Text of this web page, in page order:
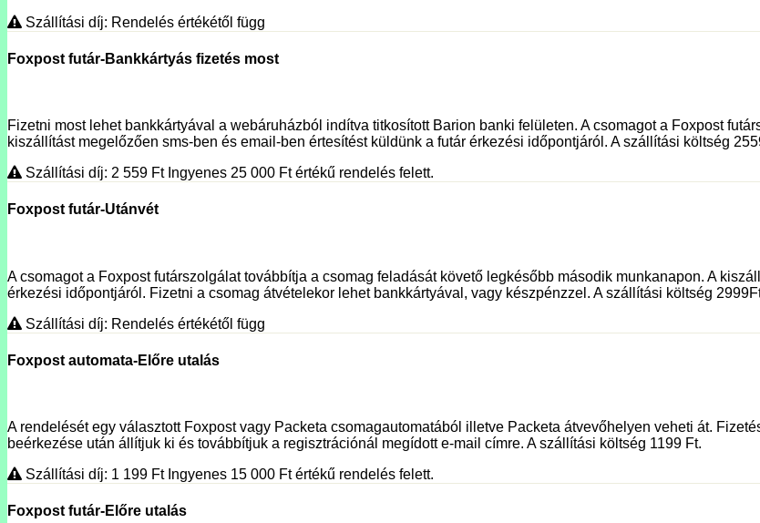
Szállítási díj: Rendelés értékétől függ
Foxpost futár-Bankkártyás fizetés most
Fizetni most lehet bankkártyával a webáruházból indítva titkosított Barion banki felületen. A csomagot a Foxpost
kiszállítást megelőzően sms-ben és email-ben értesítést küldünk a futár érkezési időpontjáról. A szállítási költség
Szállítási díj: 2 559 Ft Ingyenes 25 000 Ftértékű rendelés felett.
Foxpost futár-Utánvét
A csomagot a Foxpost futárszolgálat továbbítja a csomag feladását követő legkésőbb második munkanapon. A
érkezési időpontjáról. Fizetni a csomag átvételekor lehet bankkártyával, vagy készpénzzel. A szállítási költség
Szállítási díj: Rendelés értékétől függ
Foxpost automata-Előre utalás
A rendelését egy választott Foxpost vagy Packeta csomagautomatából illetve Packeta átvevőhelyen veheti át.
beérkezése után állítjuk ki és továbbítjuk a regisztrációnál megídott e-mail címre. A szállítási költség 1199 Ft.
Szállítási díj: 1 199 Ft Ingyenes 15 000 Ftértékű rendelés felett.
Foxpost futár-Előre utalás